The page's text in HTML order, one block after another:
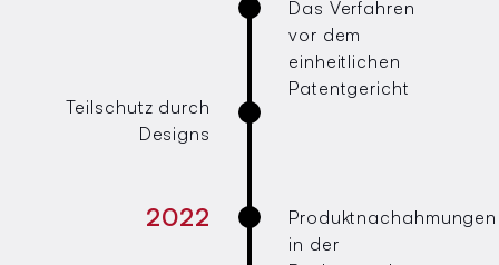
Das Verfahren
vor dem
einheitlichen
Patentgericht
Teilschutz durch
Designs
2022
Produktnachahmungen
in der